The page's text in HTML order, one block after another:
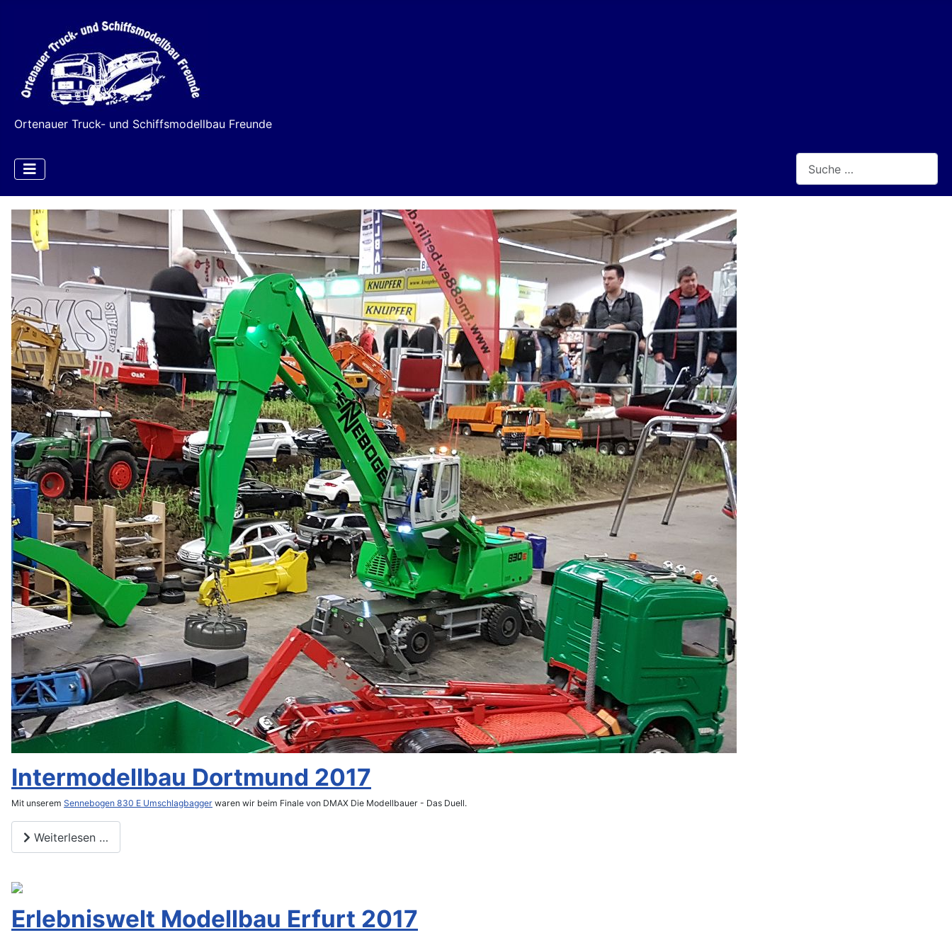
Ortenauer Truck- und Schiffsmodellbau Freunde
Type 2 or more characters
Intermodellbau Dortmund 2017
Mit unserem Sennebogen 830 E Umschlagbagger waren wir beim Finale von DMAX Die Modellbauer - Das Duell.
Weiterlesen …
Erlebniswelt Modellbau Erfurt 2017